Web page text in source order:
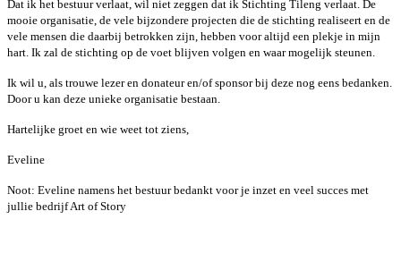
Dat ik het bestuur verlaat, wil niet zeggen dat ik Stichting Tileng verlaat. De
mooie organisatie, de vele bijzondere projecten die de stichting realiseert en de
vele mensen die daarbij betrokken zijn, hebben voor altijd een plekje in mijn
hart. Ik zal de stichting op de voet blijven volgen en waar mogelijk steunen.
Ik wil u, als trouwe lezer en donateur en/of sponsor bij deze nog eens bedanken.
Door u kan deze unieke organisatie bestaan.
Hartelijke groet en wie weet tot ziens,
Eveline
Noot: Eveline namens het bestuur bedankt voor je inzet en veel succes met
jullie bedrijf Art of Story